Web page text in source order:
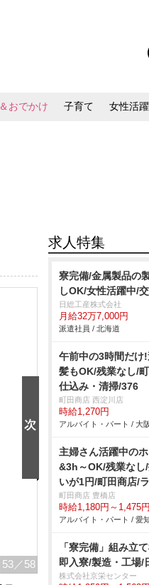
おでかけ 子育て 女性活躍
53 ／58
求人特集
寮完備/金属製品の
しOK/女性活躍中/
日総工産株式会社
月給32万7,000円
派遣社員 / 北海道
午前中の3時間だけ
髪もOK/残業なし/
仕込み・清掃/376
町田商店 西淀川店
時給1,270円
アルバイト・パート / 大
主婦さん活躍中の
&3h～OK/残業なし
いが1円/町田商店/
町田商店 豊橋店
時給1,180円～1,475円
アルバイト・パート / 愛
「寮完備」組み立
即入寮/製造・工場/
株式会社京栄センター